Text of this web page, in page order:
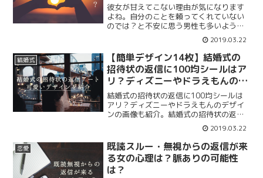
彼女が甘えてこない理由が気になります
よね。自分のことを頼ってくれていない
のでは？と不安に思う男性も多いようで
す。彼女が甘えてくれればわかりやすい
のですが甘えてこない理由はなんなので
しょうか。頼ってくれない理由は彼女の
年齢や性格が関係しているかもしれませ
ん。
2019.03.22
結婚式
【簡単デザイン14枚】結婚式の
招待状の返信に100均シールはア
リ？ディズニーやドラえもんのイ
ラストが可愛い！
結婚式の招待状の返信に100均シールは
アリ？ディズニーやドラえもんのデザイ
ンの画像も紹介。結婚式の招待状の返信
のデザインに凝りたいあなたへ簡単なイ
ラストや難しいデザインもまとめます。
100均シールがokならコスパがいいです
が使っても問題はないのでしょうか？
2019.03.22
恋愛
既読スルー・無視からの返信が来
る女の心理は？脈ありの可能性
は？